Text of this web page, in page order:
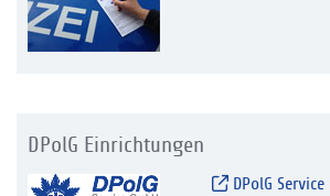
DPolG Einrichtungen
DPolG Service